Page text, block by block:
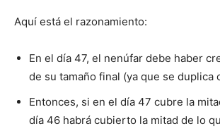
Aquí está el razonamiento:
En el día 47, el nenúfar debe haber
de su tamaño final (ya que se duplica
Entonces, si en el día 47 cubre la
día 46 habrá cubierto la mitad de lo